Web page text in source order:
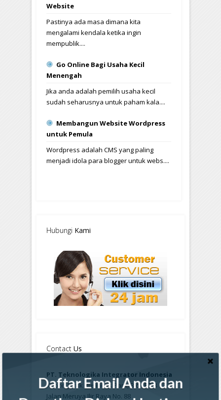
Website
Pastinya ada masa dimana kita
mengalami kendala ketika ingin
mempublik....
Go Online Bagi Usaha Kecil
Menengah
Jika anda adalah pemilih usaha kecil
sudah seharusnya untuk paham kala....
Membangun Website Wordpress
untuk Pemula
Wordpress adalah CMS yang paling
menjadi idola para blogger untuk webs....
Hubungi Kami
Contact Us
PT. Teknologika Integrator Indonesia
Kebon Jeruk Business Park, Blok E2-8
Jalan Meruya Ilir Raya No. 88
Daftar Email Anda dan